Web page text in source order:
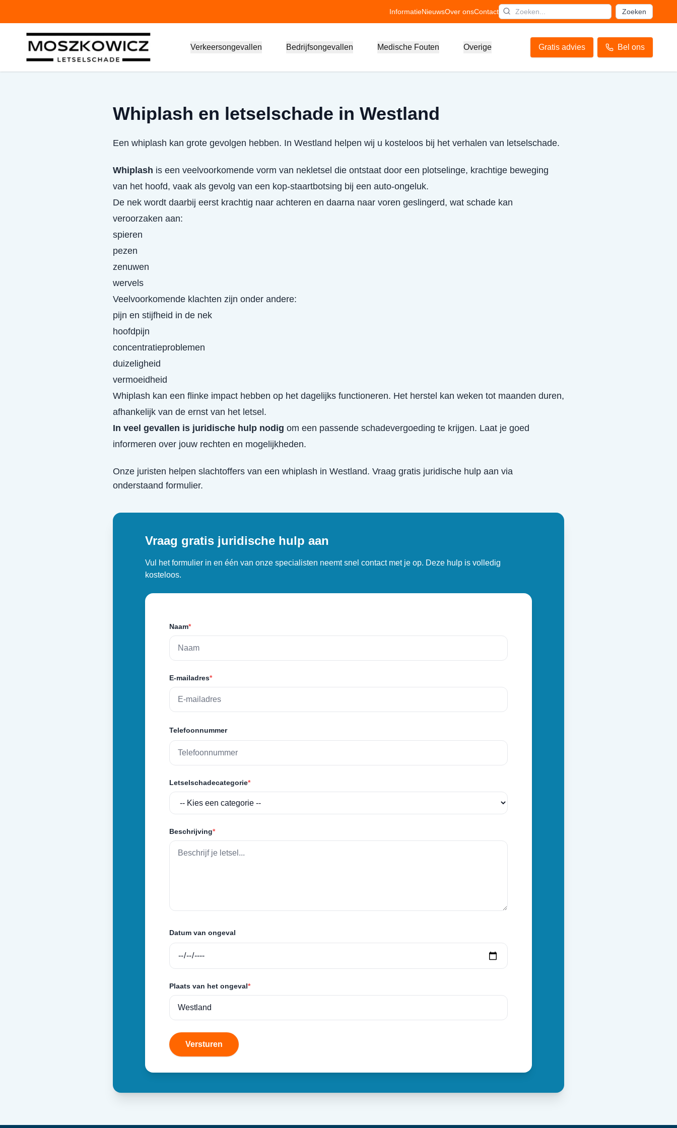
InformatieNieuwsOver onsContact Zoeken
Verkeersongevallen Bedrijfsongevallen Medische Fouten Overige Gratis advies Bel ons
Whiplash en letselschade in Westland
Een whiplash kan grote gevolgen hebben. In Westland helpen wij u kosteloos bij het verhalen van letselschade.
Whiplash is een veelvoorkomende vorm van nekletsel die ontstaat door een plotselinge, krachtige beweging
van het hoofd, vaak als gevolg van een kop-staartbotsing bij een auto-ongeluk.
De nek wordt daarbij eerst krachtig naar achteren en daarna naar voren geslingerd, wat schade kan
veroorzaken aan:
spieren
pezen
zenuwen
wervels
Veelvoorkomende klachten zijn onder andere:
pijn en stijfheid in de nek
hoofdpijn
concentratieproblemen
duizeligheid
vermoeidheid
Whiplash kan een flinke impact hebben op het dagelijks functioneren. Het herstel kan weken tot maanden duren,
afhankelijk van de ernst van het letsel.
In veel gevallen is juridische hulp nodig om een passende schadevergoeding te krijgen. Laat je goed
informeren over jouw rechten en mogelijkheden.
Onze juristen helpen slachtoffers van een whiplash in Westland. Vraag gratis juridische hulp aan via
onderstaand formulier.
Vraag gratis juridische hulp aan
Vul het formulier in en één van onze specialisten neemt snel contact met je op. Deze hulp is volledig
kosteloos.
Naam*
E-mailadres*
Telefoonnummer
Letselschadecategorie*
Beschrijving*
Datum van ongeval
Plaats van het ongeval*
Versturen